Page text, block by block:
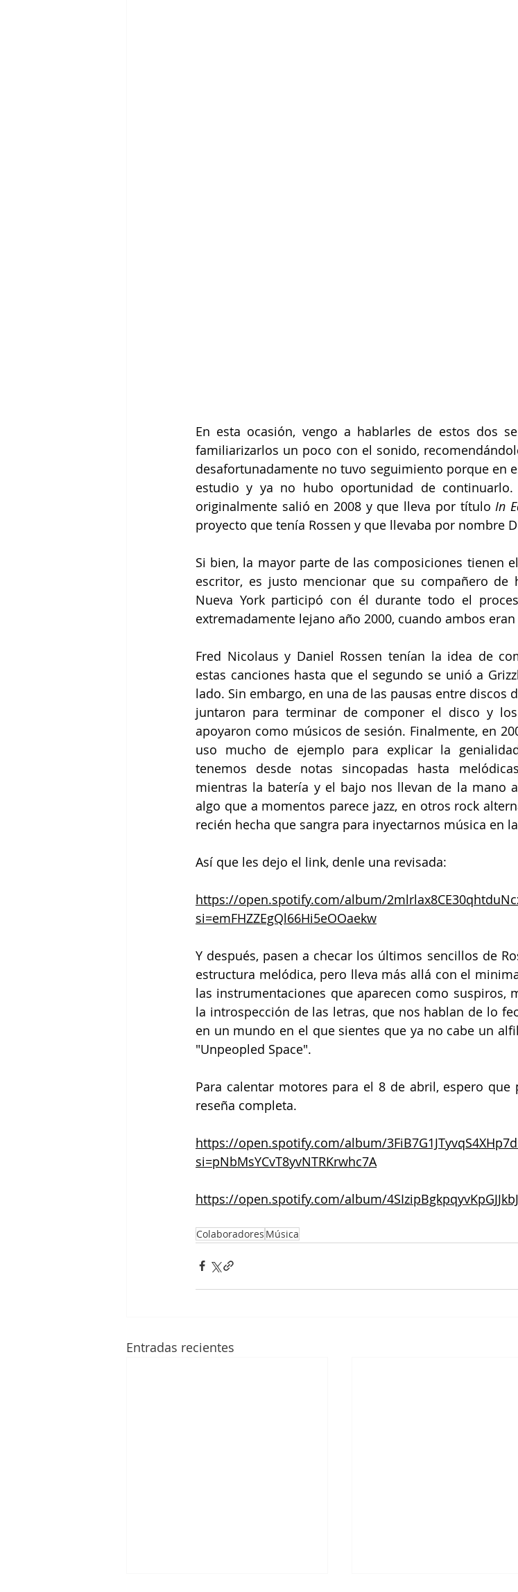
En esta ocasión, vengo a hablarles de estos dos
familiarizarlos un poco con el sonido,
desafortunadamente no tuvo seguimiento porque en
estudio y ya no hubo oportunidad de
originalmente salió en 2008 y que lleva por título In
proyecto que tenía Rossen y que llevaba por nombre
Si bien, la mayor parte de las composiciones tienen
escritor, es justo mencionar que su compañero de
Nueva York participó con él durante todo el
extremadamente lejano año 2000, cuando ambos
Fred Nicolaus y Daniel Rossen tenían la idea de
estas canciones hasta que el segundo se unió a
lado. Sin embargo, en una de las pausas entre discos
juntaron para terminar de componer el disco y
apoyaron como músicos de sesión. Finalmente, en
uso mucho de ejemplo para explicar la
tenemos desde notas sincopadas hasta
mientras la batería y el bajo nos llevan de la mano
algo que a momentos parece jazz, en otros rock
recién hecha que sangra para inyectarnos música en
Así que les dejo el link, denle una revisada:
https://open.spotify.com/album/
si=emFHZZEgQl66Hi5eOOaekw
Y después, pasen a checar los últimos sencillos de
estructura melódica, pero lleva más allá con el
las instrumentaciones que aparecen como suspiros,
la introspección de las letras, que nos hablan de lo
en un mundo en el que sientes que ya no cabe un
"Unpeopled Space".
Para calentar motores para el 8 de abril, espero que
reseña completa.
https://open.spotify.com/album/
si=pNbMsYCvT8yvNTRKrwhc7A
https://open.spotify.com/album/
Colaboradores Música
Entradas recientes